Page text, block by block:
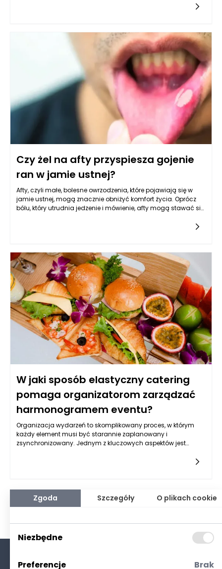
kosztów utrzymania budynku. W praktyce oznacza to nie tylko
ramach swoich obowiązków zarządca ma za zadanie
analizować przyszłe wydatki, planować budżet i śledzić już
poniesione koszty, aby móc wprowadzać skuteczne zmiany.
Współpraca z mieszkańcami, wykonawcami oraz
dostawcami usług pozwala na lepsze negocjowanie
warunków umów, co w dłuższej perspektywie przyczynia się do
zmniejszenia ogólnych kosztów.
Czy żel na afty przyspiesza gojenie
ran w jamie ustnej?
Afty, czyli małe, bolesne owrzodzenia, które pojawiają się w
jamie ustnej, mogą znacznie obniżyć komfort życia. Oprócz
bólu, który utrudnia jedzenie i mówienie, afty mogą stawać się
afty, który obiecuje szybsze gojenie. Warto przyjrzeć się, jak ten
preparat działa, jakie są jego składniki oraz czy rzeczywiście
może przyspieszać gojenie ran w jamie ustnej.
W jaki sposób elastyczny catering
pomaga organizatorom zarządzać
harmonogramem eventu?
Organizacja wydarzeń to skomplikowany proces, w którym
każdy element musi być starannie zaplanowany i
zsynchronizowany. Jednym z kluczowych aspektów jest
pozwala na szybkie dostosowanie się do nieprzewidzianych
okoliczności, które mogą wystąpić podczas planowania i
realizacji wydarzenia. Może to obejmować zmiany w liczbie
nagłych zmian w harmonogramie. Dzięki elastycznemu
podejściu, organizatorzy mogą być pewni, że catering będzie
w stanie błyskawicznie odpowiedzieć na ich potrzeby, co
uczestników.
Zgoda Szczegóły O plikach cookie
Niezbędne
Preferencje Brak